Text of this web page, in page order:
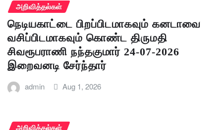
அறிவித்தல்கள்
நெடியகாட்டை பிறப்பிடமாகவும் கனடாவை
வசிப்பிடமாகவும் கொண்ட திருமதி
சிவரூபராணி நந்தகுமார் 24-07-2026
இறைவனடி சேர்ந்தார்
admin Aug 1, 2026
அறிவித்தல்கள்